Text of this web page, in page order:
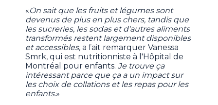
«On sait que les fruits et légumes sont
devenus de plus en plus chers, tandis que
les sucreries, les sodas et d'autres aliments
transformés restent largement disponibles
et accessibles,a fait remarquer Vanessa
Smrk, qui est nutritionniste à l'Hôpital de
Montréal pour enfants. Je trouve ça
intéressant parce que ça a un impact sur
les choix de collations et les repas pour les
enfants.»